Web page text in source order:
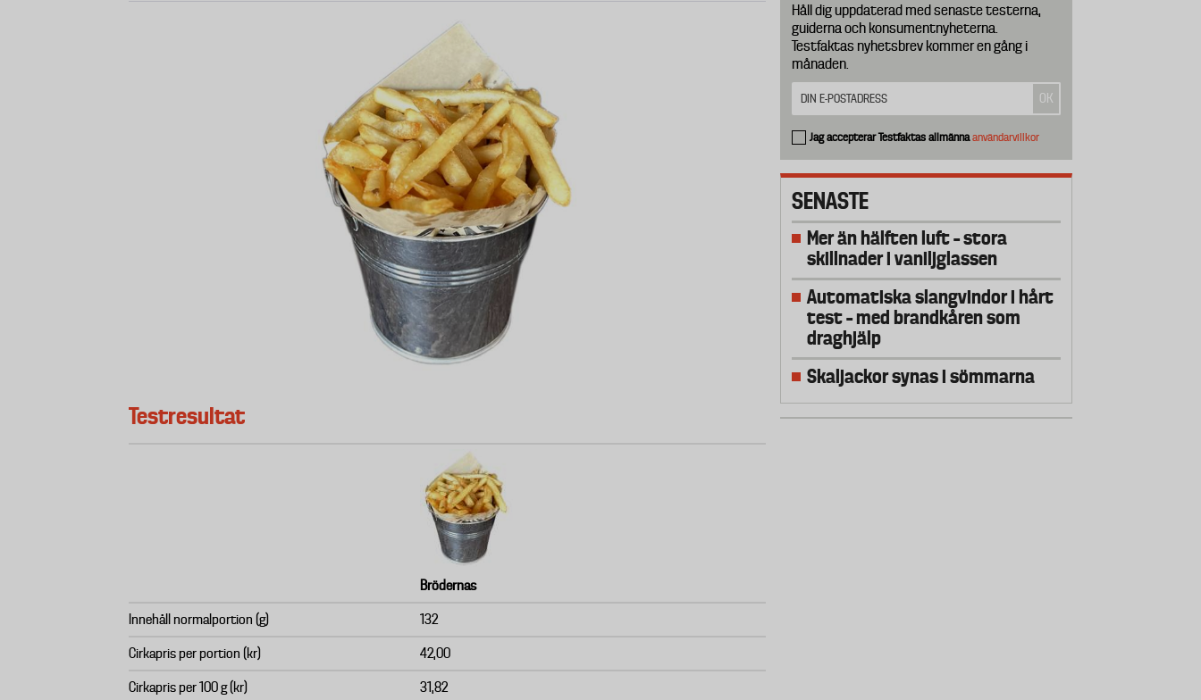
Testresultat
Brödernas
Innehåll normalportion (g) 132
Cirkapris per portion (kr) 42,00
Cirkapris per 100 g (kr) 31,82
Håll dig uppdaterad med senaste testerna,
guiderna och konsumentnyheterna.
Testfaktas nyhetsbrev kommer en gång i
månaden.
Jag accepterar Testfaktas allmännaanvändarvillkor
SENASTE
Mer än hälften luft – stora
skillnader i vaniljglassen
Automatiska slangvindor i hårt
test – med brandkåren som
draghjälp
Skaljackor synas i sömmarna